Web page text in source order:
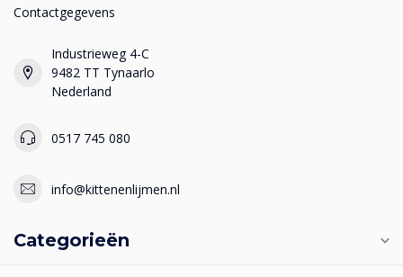
Contactgegevens
Industrieweg 4-C
9482 TT Tynaarlo
Nederland
0517 745 080
info@kittenenlijmen.nl
Categorieën